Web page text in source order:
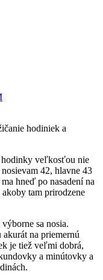
hodiniek a
veľkosťou nie
42, hlavne 43
hneď po nasadení na
tam prirodzene
sa nosia.
na priemernú
je tiež veľmi dobrá,
a minútovky a